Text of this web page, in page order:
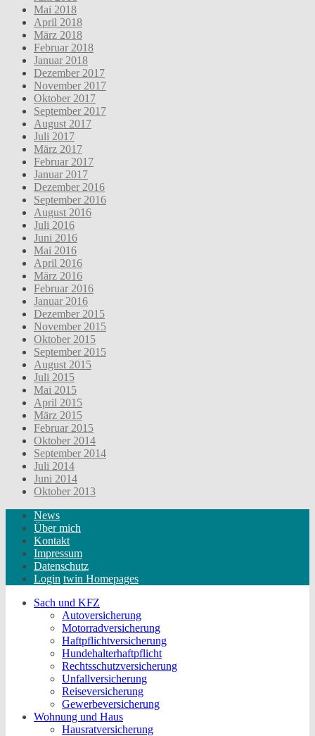
Mai 2018
April 2018
März 2018
Februar 2018
Januar 2018
Dezember 2017
November 2017
Oktober 2017
September 2017
August 2017
Juli 2017
März 2017
Februar 2017
Januar 2017
Dezember 2016
September 2016
August 2016
Juli 2016
Juni 2016
Mai 2016
April 2016
März 2016
Februar 2016
Januar 2016
Dezember 2015
November 2015
Oktober 2015
September 2015
August 2015
Juli 2015
Mai 2015
April 2015
März 2015
Februar 2015
Oktober 2014
September 2014
Juli 2014
Juni 2014
Oktober 2013
News
Über mich
Kontakt
Impressum
Datenschutz
Login twin Homepages
Sach und KFZ
Autoversicherung
Motorradversicherung
Haftpflichtversicherung
Hundehalterhaftpflicht
Rechtsschutzversicherung
Unfallversicherung
Reiseversicherung
Gewerbeversicherung
Wohnung und Haus
Hausratversicherung